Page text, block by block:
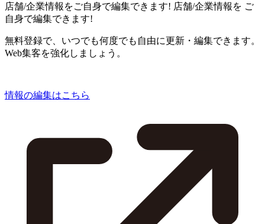
店舗/企業情報をご自身で編集できます! 店舗/企業情報を ご
自身で編集できます!
無料登録で、いつでも何度でも自由に更新・編集できます。
Web集客を強化しましょう。
情報の編集はこちら